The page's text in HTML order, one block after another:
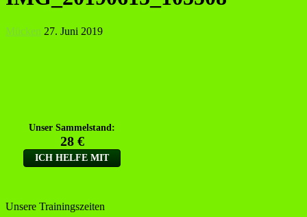
Mücken 27. Juni 2019
Unsere Trainingszeiten